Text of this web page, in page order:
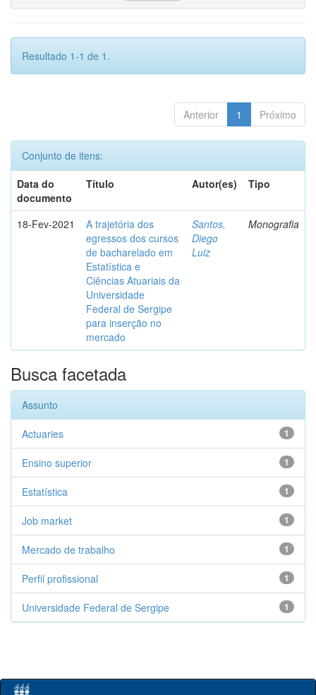
Resultado 1-1 de 1.
Anterior 1 Próximo
Conjunto de itens:
Data do
documento
Título Autor(es) Tipo
18-Fev-2021
A trajetória dos
egressos dos cursos
de bacharelado em
Estatística e
Ciências Atuariais da
Universidade
Federal de Sergipe
para inserção no
mercado
Santos,
Diego
Luiz
Monografia
Busca facetada
Assunto
1
Actuaries
1
Ensino superior
1
Estatística
1
Job market
1
Mercado de trabalho
1
Perfil profissional
1
Universidade Federal de Sergipe